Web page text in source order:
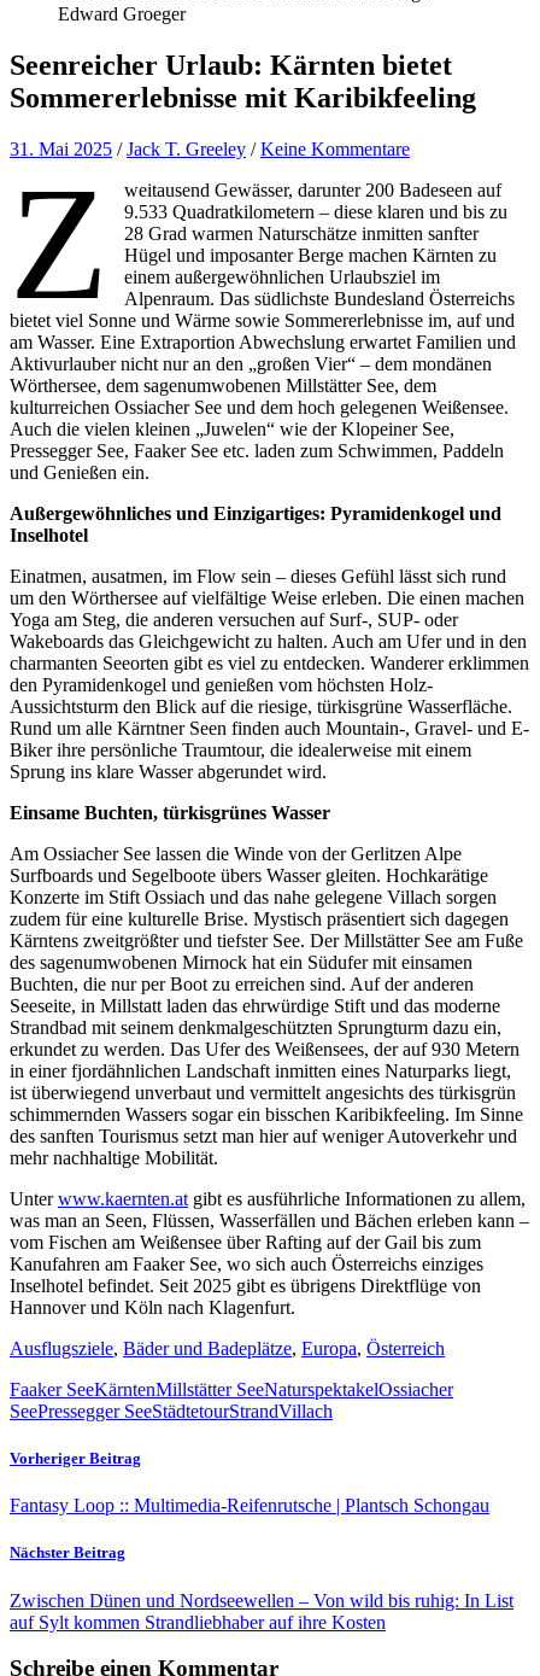
Edward Groeger
Seenreicher Urlaub: Kärnten bietet
Sommererlebnisse mit Karibikfeeling
31. Mai 2025 /Jack T. Greeley /Keine Kommentare
Z
weitausend Gewässer, darunter 200 Badeseen auf
9.533 Quadratkilometern – diese klaren und bis zu
28 Grad warmen Naturschätze inmitten sanfter
Hügel und imposanter Berge machen Kärnten zu
einem außergewöhnlichen Urlaubsziel im
Alpenraum. Das südlichste Bundesland Österreichs
bietet viel Sonne und Wärme sowie Sommererlebnisse im, auf und
am Wasser. Eine Extraportion Abwechslung erwartet Familien und
Aktivurlauber nicht nur an den „großen Vier“ – dem mondänen
Wörthersee, dem sagenumwobenen Millstätter See, dem
kulturreichen Ossiacher See und dem hoch gelegenen Weißensee.
Auch die vielen kleinen „Juwelen“ wie der Klopeiner See,
Pressegger See, Faaker See etc. laden zum Schwimmen, Paddeln
und Genießen ein.
Außergewöhnliches und Einzigartiges: Pyramidenkogel und
Inselhotel
Einatmen, ausatmen, im Flow sein – dieses Gefühl lässt sich rund
um den Wörthersee auf vielfältige Weise erleben. Die einen machen
Yoga am Steg, die anderen versuchen auf Surf-, SUP- oder
Wakeboards das Gleichgewicht zu halten. Auch am Ufer und in den
charmanten Seeorten gibt es viel zu entdecken. Wanderer erklimmen
den Pyramidenkogel und genießen vom höchsten Holz-
Aussichtsturm den Blick auf die riesige, türkisgrüne Wasserfläche.
Rund um alle Kärntner Seen finden auch Mountain-, Gravel- und E-
Biker ihre persönliche Traumtour, die idealerweise mit einem
Sprung ins klare Wasser abgerundet wird.
Einsame Buchten, türkisgrünes Wasser
Am Ossiacher See lassen die Winde von der Gerlitzen Alpe
Surfboards und Segelboote übers Wasser gleiten. Hochkarätige
Konzerte im Stift Ossiach und das nahe gelegene Villach sorgen
zudem für eine kulturelle Brise. Mystisch präsentiert sich dagegen
Kärntens zweitgrößter und tiefster See. Der Millstätter See am Fuße
des sagenumwobenen Mirnock hat ein Südufer mit einsamen
Buchten, die nur per Boot zu erreichen sind. Auf der anderen
Seeseite, in Millstatt laden das ehrwürdige Stift und das moderne
Strandbad mit seinem denkmalgeschützten Sprungturm dazu ein,
erkundet zu werden. Das Ufer des Weißensees, der auf 930 Metern
in einer fjordähnlichen Landschaft inmitten eines Naturparks liegt,
ist überwiegend unverbaut und vermittelt angesichts des türkisgrün
schimmernden Wassers sogar ein bisschen Karibikfeeling. Im Sinne
des sanften Tourismus setzt man hier auf weniger Autoverkehr und
mehr nachhaltige Mobilität.
Unterwww.kaernten.at gibt es ausführliche Informationen zu allem,
was man an Seen, Flüssen, Wasserfällen und Bächen erleben kann –
vom Fischen am Weißensee über Rafting auf der Gail bis zum
Kanufahren am Faaker See, wo sich auch Österreichs einziges
Inselhotel befindet. Seit 2025 gibt es übrigens Direktflüge von
Hannover und Köln nach Klagenfurt.
Ausflugsziele, Bäder und Badeplätze, Europa, Österreich
Faaker SeeKärntenMillstätter SeeNaturspektakelOssiacher
SeePressegger SeeStädtetourStrandVillach
Vorheriger Beitrag
Fantasy Loop :: Multimedia-Reifenrutsche | Plantsch Schongau
Nächster Beitrag
Zwischen Dünen und Nordseewellen – Von wild bis ruhig: In List
auf Sylt kommen Strandliebhaber auf ihre Kosten
Schreibe einen Kommentar